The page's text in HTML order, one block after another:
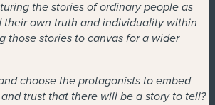
the stories of ordinary people as
their own truth and individuality within
those stories to canvas for a wider
choose the protagonists to embed
trust that there will be a story to tell?